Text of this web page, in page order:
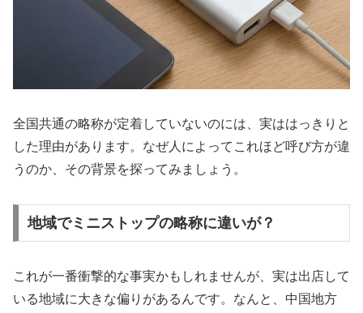
全国共通の略称が定着していないのには、実ははっきりと
した理由があります。なぜ人によってこれほど呼び方が違
うのか、その背景を探ってみましょう。
地域でミニストップの略称に違いが？
これが一番衝撃的な事実かもしれませんが、実は出店して
いる地域に大きな偏りがあるんです。なんと、 中国地方